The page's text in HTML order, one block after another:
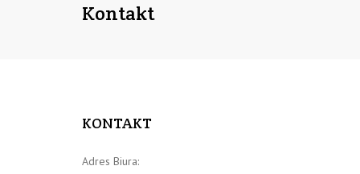
Kontakt
KONTAKT
Adres Biura: